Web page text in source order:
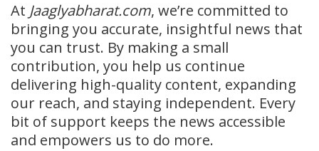
At Jaaglyabharat.com, we’re committed to
bringing you accurate, insightful news that
you can trust. By making a small
contribution, you help us continue
delivering high-quality content, expanding
our reach, and staying independent. Every
bit of support keeps the news accessible
and empowers us to do more.